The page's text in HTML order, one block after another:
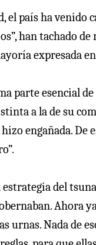
el país ha
han tachado
expresada
parte esencial
a la de su
engañada. De
del
Ahora
urnas. Nada de